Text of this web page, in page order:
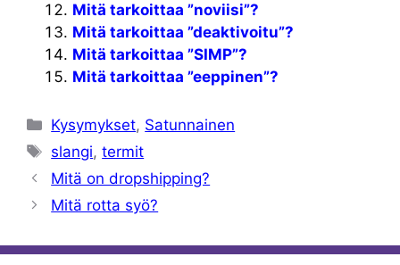
Mitä tarkoittaa ”noviisi”?
Mitä tarkoittaa ”deaktivoitu”?
Mitä tarkoittaa ”SIMP”?
Mitä tarkoittaa ”eeppinen”?
Kategoriat
Kysymykset, Satunnainen
Avainsanat
slangi,termit
Mitä on dropshipping?
Mitä rotta syö?